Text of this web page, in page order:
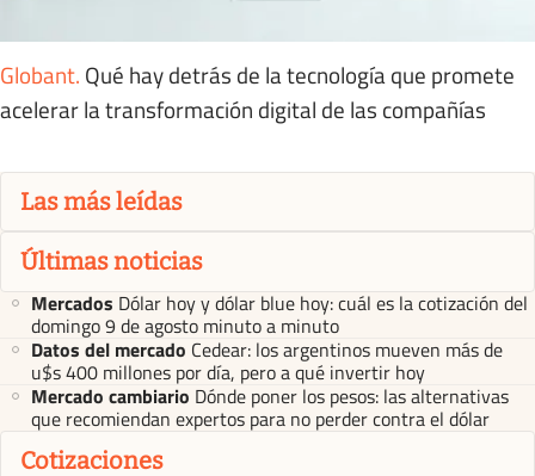
Globant. Qué hay detrás de la tecnología que promete
acelerar la transformación digital de las compañías
Las más leídas
Últimas noticias
Mercados Dólar hoy y dólar blue hoy: cuál es la cotización del
domingo 9 de agosto minuto a minuto
Datos del mercado Cedear: los argentinos mueven más de
u$s 400 millones por día, pero a qué invertir hoy
Mercado cambiario Dónde poner los pesos: las alternativas
que recomiendan expertos para no perder contra el dólar
Cotizaciones